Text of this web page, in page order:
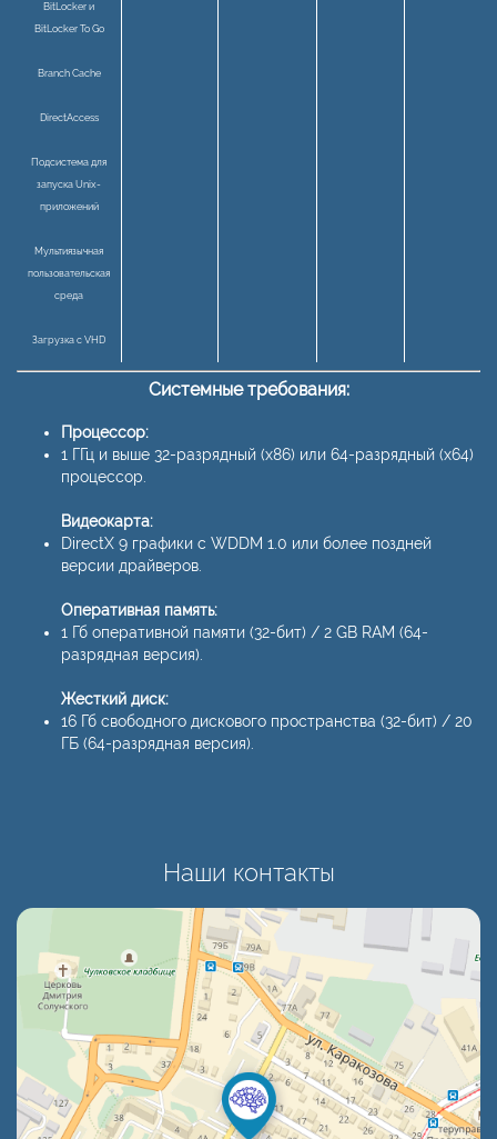
BitLocker и
BitLocker To Go
Branch Cache
DirectAccess
Подсистема для
запуска Unix-
приложений
Мультиязычная
пользовательская
среда
Загрузка с VHD
Системные требования:
Процессор:
1 ГГц и выше 32-разрядный (x86) или 64-разрядный (x64)
процессор.
Видеокарта:
DirectX 9 графики с WDDM 1.0 или более поздней
версии драйверов.
Оперативная память:
1 Гб оперативной памяти (32-бит) / 2 GB RAM (64-
разрядная версия).
Жесткий диск:
16 Гб свободного дискового пространства (32-бит) / 20
ГБ (64-разрядная версия).
Наши контакты